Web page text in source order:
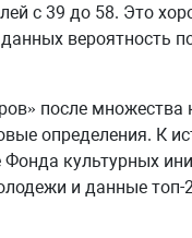
с 39 до 58. Это
вероятность
после множества
определения. К
культурных
и данные топ-